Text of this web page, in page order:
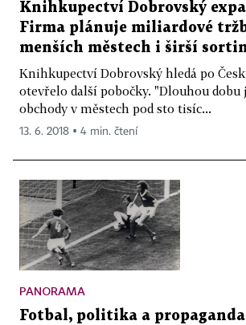
Knihkupectví Dobrovský
Firma plánuje miliardové
menších městech i širší
Knihkupectví Dobrovský hledá po
otevřelo další pobočky. "Dlouhou
obchody v městech pod sto tisíc...
13. 6. 2018 ▪ 4 min. čtení
PANORAMA
Fotbal, politika a